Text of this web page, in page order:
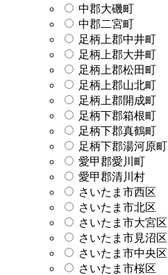
中郡大磯町
中郡二宮町
足柄上郡中井町
足柄上郡大井町
足柄上郡松田町
足柄上郡山北町
足柄上郡開成町
足柄下郡箱根町
足柄下郡真鶴町
足柄下郡湯河原町
愛甲郡愛川町
愛甲郡清川村
さいたま市西区
さいたま市北区
さいたま市大宮区
さいたま市見沼区
さいたま市中央区
さいたま市桜区